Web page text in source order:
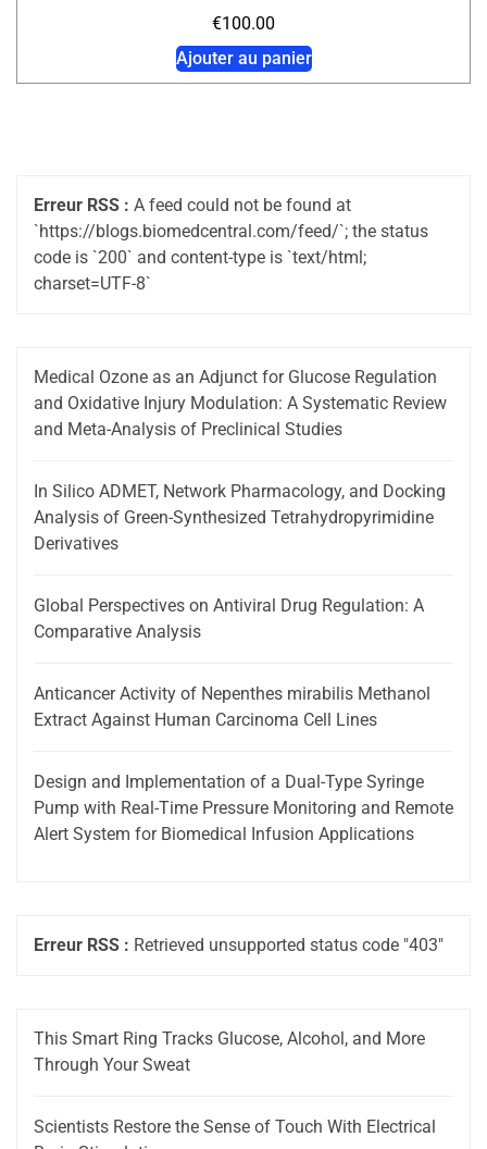
€100.00
Ajouter au panier
Erreur RSS : A feed could not be found at
`https://blogs.biomedcentral.com/feed/`; the status
code is `200` and content-type is `text/html;
charset=UTF-8`
Medical Ozone as an Adjunct for Glucose Regulation
and Oxidative Injury Modulation: A Systematic Review
and Meta-Analysis of Preclinical Studies
In Silico ADMET, Network Pharmacology, and Docking
Analysis of Green-Synthesized Tetrahydropyrimidine
Derivatives
Global Perspectives on Antiviral Drug Regulation: A
Comparative Analysis
Anticancer Activity of Nepenthes mirabilis Methanol
Extract Against Human Carcinoma Cell Lines
Design and Implementation of a Dual-Type Syringe
Pump with Real-Time Pressure Monitoring and Remote
Alert System for Biomedical Infusion Applications
Erreur RSS : Retrieved unsupported status code "403"
This Smart Ring Tracks Glucose, Alcohol, and More
Through Your Sweat
Scientists Restore the Sense of Touch With Electrical